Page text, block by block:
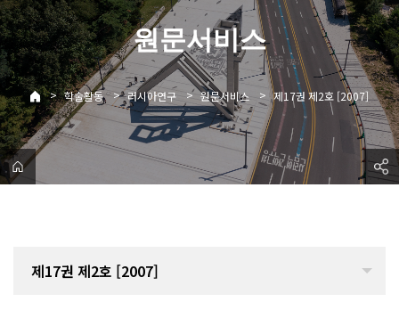
원문서비스
> 학술활동 > 러시아연구 > 원문서비스 > 제17권 제2호 [2007]
제17권 제2호 [2007]